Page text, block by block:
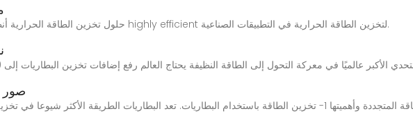
حلول تخزين الطاقة الحرارية أنظمة تخزين الملح المنصهر يمثل تخزين الملح المنصهر طريقةً highly efficient لتخزين الطاقة الحرارية في التطبيقات الصناعية.
صور
كيفية تخزين الطاقة المتجددة وأهميتها 1- تخزين الطاقة باستخدام البطاريات. تعد البطاريات الطريقة